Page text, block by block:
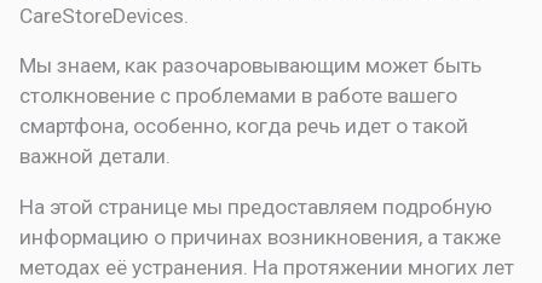
CareStoreDevices.
Мы знаем, как разочаровывающим может быть
столкновение с проблемами в работе вашего
смартфона, особенно, когда речь идет о такой
важной детали.
На этой странице мы предоставляем подробную
информацию о причинах возникновения, а также
методах её устранения. На протяжении многих лет